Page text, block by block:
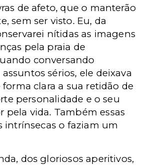
de afeto, que o manterão
sem ser visto. Eu, da
nítidas as imagens
pela praia de
conversando
sérios, ele deixava
clara a sua retidão de
personalidade e o seu
pela vida. Também essas
intrínsecas o faziam um
dos gloriosos aperitivos,